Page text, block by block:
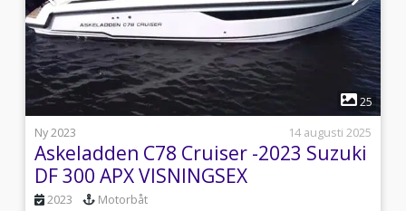
1
25
Ny 2023
14 augusti 2025
Askeladden C78 Cruiser -2023 Suzuki
DF 300 APX VISNINGSEX
2023 Motorbåt